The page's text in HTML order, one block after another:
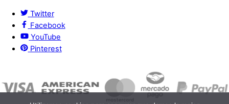
Twitter
Facebook
YouTube
Pinterest